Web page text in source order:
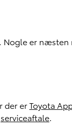
er
der erToyota
serviceaftale.